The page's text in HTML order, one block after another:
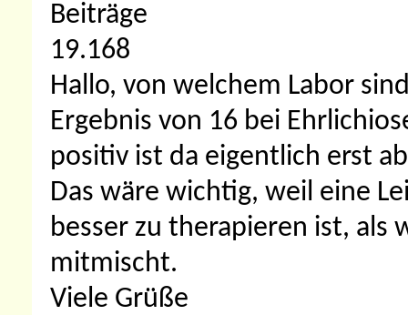
Beiträge
19.168
Hallo, von welchem Labor
Ergebnis von 16 bei
positiv ist da eigentlich erst
Das wäre wichtig, weil eine
besser zu therapieren ist, als
mitmischt.
Viele Grüße